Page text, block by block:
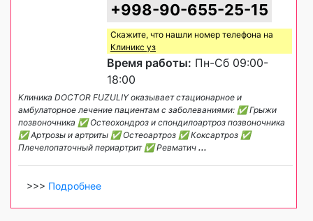
+998-90-655-25-15
Скажите, что нашли номер телефона на
Клиникс уз
Время работы: Пн-Сб 09:00-
18:00
Клиника DOCTOR FUZULIY оказывает стационарное и
амбулаторное лечение пациентам с заболеваниями: ✅ Грыжи
позвоночника ✅ Остеохондроз и спондилоартроз позвоночника
✅ Артрозы и артриты ✅ Остеоартроз ✅ Коксартроз ✅
Плечелопаточный периартрит ✅ Ревматич ...
>>> Подробнее